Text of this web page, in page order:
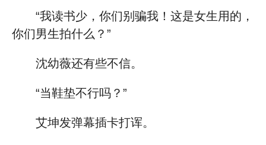
“我读书少，你们别骗我！这是女生用的，
你们男生拍什么？”
沈幼薇还有些不信。
“当鞋垫不行吗？”
艾坤发弹幕插卡打诨。